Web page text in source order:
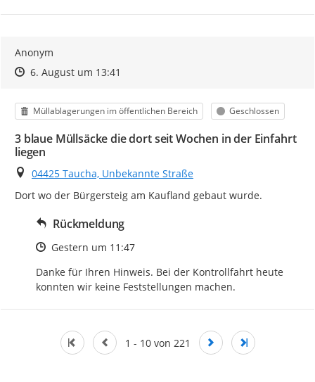
Anonym
Zeitpunkt des Erstellens
Zeitpunkt des Erstellens
6. August um 13:41
Kategorie
Müllablagerungen im öffentlichen Bereich Status
Geschlossen
3 blaue Müllsäcke die dort seit Wochen in der Einfahrt
liegen
Ort
04425 Taucha, Unbekannte Straße
Dort wo der Bürgersteig am Kaufland gebaut wurde.
Rückmeldung
Zeitpunkt des Erstellens
Gestern um 11:47
Danke für Ihren Hinweis. Bei der Kontrollfahrt heute
konnten wir keine Feststellungen machen.
1 - 10 von 221